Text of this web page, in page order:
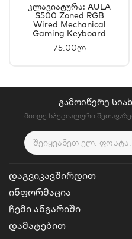
Კლავიატურა: AULA
S500 Zoned RGB
Wired Mechanical
Gaming Keyboard
(Blue Switch)
75.00ლ
ᲒᲐᲛᲝᲘᲬᲔᲠᲔ
მიიღე სპეციალური
ᲓᲐᲒᲕᲘᲙᲐᲕᲨᲘᲠᲓᲘᲗ
ᲘᲜᲤᲝᲠᲛᲐᲪᲘᲐ
ᲩᲔᲛᲘ ᲐᲜᲒᲐᲠᲘᲨᲘ
ᲓᲐᲛᲐᲢᲔᲑᲘᲗ